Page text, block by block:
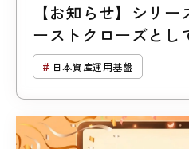
【お知らせ】シリ
ーストクローズとし
しました
日本資産運用基盤